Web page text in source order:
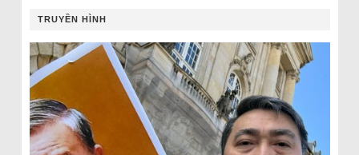
TRUYỀN HÌNH